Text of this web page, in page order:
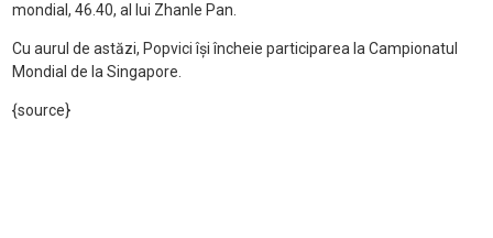
mondial, 46.40, al lui Zhanle Pan.
Cu aurul de astăzi, Popvici își încheie participarea la Campionatul
Mondial de la Singapore.
{source}